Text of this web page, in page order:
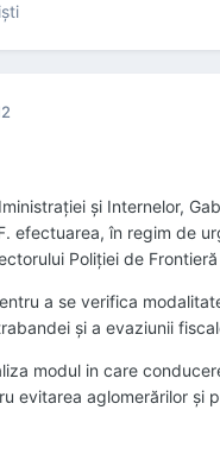
şi Internelor,
efectuarea, în regim de
Poliţiei de
a se verifica
şi a evaziunii
modul in care
evitarea aglomerărilor